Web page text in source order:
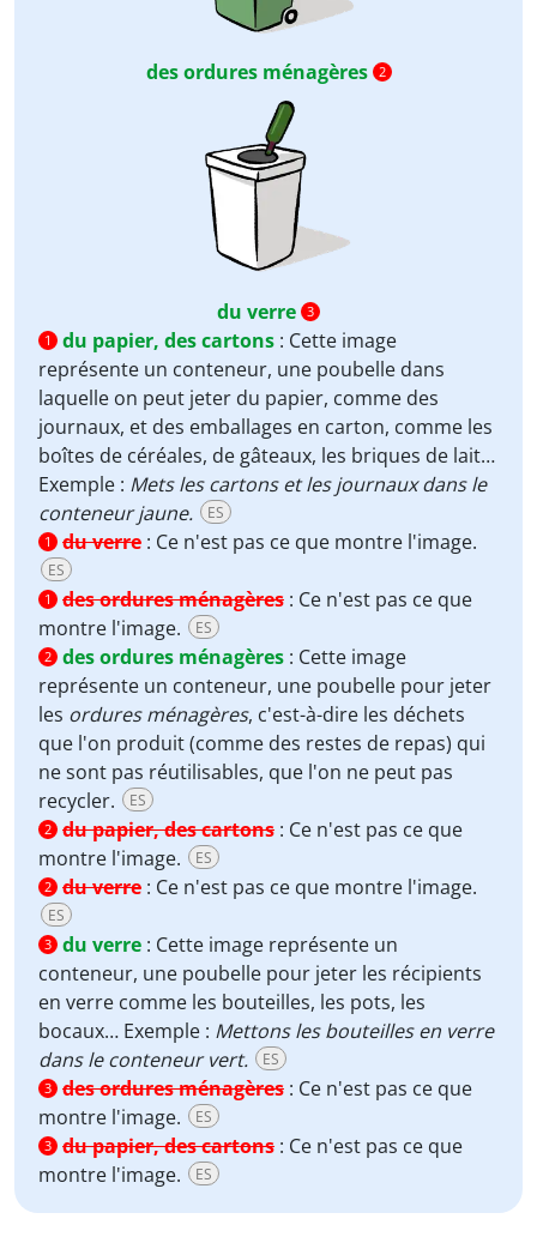
des ordures ménagères 2
du verre 3
1
du papier, des cartons : Cette image
représente un conteneur, une poubelle dans
laquelle on peut jeter du papier, comme des
journaux, et des emballages en carton, comme les
boîtes de céréales, de gâteaux, les briques de lait…
Exemple : Mets les cartons et les journaux dans le
conteneur jaune.
ES
1 du verre : Ce n'est pas ce que montre l'image.
ES
1 des ordures ménagères : Ce n'est pas ce que
montre l'image.
ES
2 des ordures ménagères : Cette image
représente un conteneur, une poubelle pour jeter
les ordures ménagères, c'est-à-dire les déchets
que l'on produit (comme des restes de repas) qui
ne sont pas réutilisables, que l'on ne peut pas
recycler.
ES
2 du papier, des cartons : Ce n'est pas ce que
montre l'image.
ES
2 du verre : Ce n'est pas ce que montre l'image.
ES
3 du verre : Cette image représente un
conteneur, une poubelle pour jeter les récipients
en verre comme les bouteilles, les pots, les
bocaux… Exemple : Mettons les bouteilles en verre
dans le conteneur vert.
ES
3 des ordures ménagères : Ce n'est pas ce que
montre l'image.
ES
3 du papier, des cartons : Ce n'est pas ce que
montre l'image.
ES